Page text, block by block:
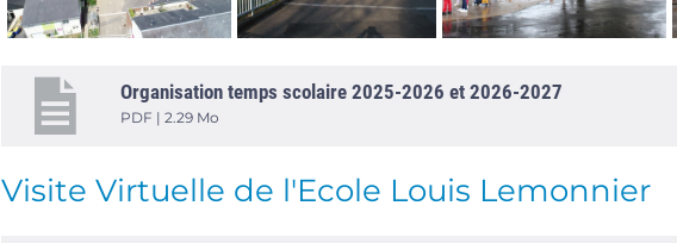
Organisation temps scolaire 2025-2026 et 2026-2027
PDF | 2.29 Mo
Visite Virtuelle de l'Ecole Louis Lemonnier